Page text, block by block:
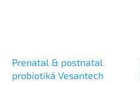
Prenatal & postnatal
probiotiká Vesantech